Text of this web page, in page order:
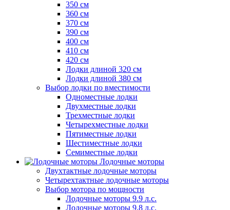
350 см
360 см
370 см
390 см
400 см
410 см
420 см
Лодки длиной 320 см
Лодки длиной 380 см
Выбор лодки по вместимости
Одноместные лодки
Двухместные лодки
Трехместные лодки
Четырехместные лодки
Пятиместные лодки
Шестиместные лодки
Семиместные лодки
Лодочные моторы
Двухтактные лодочные моторы
Четырехтактные лодочные моторы
Выбор мотора по мощности
Лодочные моторы 9.9 л.с.
Лодочные моторы 9.8 л.с.